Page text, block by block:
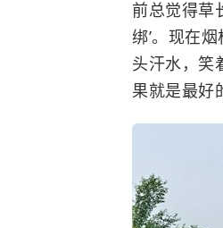
前总觉得草
绑’。现在
头汗水，笑
果就是最好